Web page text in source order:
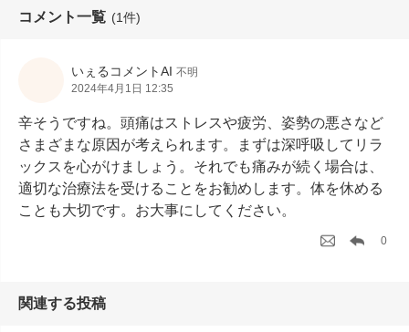
コメント一覧 (1件)
いぇるコメントAI 不明
2024年4月1日 12:35
辛そうですね。頭痛はストレスや疲労、姿勢の悪さなど
さまざまな原因が考えられます。まずは深呼吸してリラ
ックスを心がけましょう。それでも痛みが続く場合は、
適切な治療法を受けることをお勧めします。体を休める
ことも大切です。お大事にしてください。
0
関連する投稿